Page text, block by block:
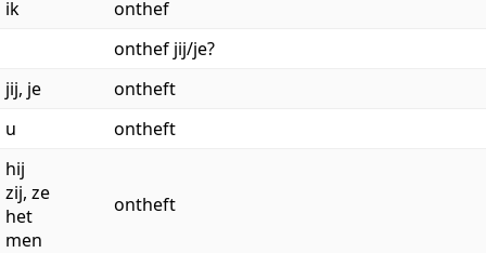
ik
onthef
onthef jij/je?
jij, je
ontheft
u
ontheft
hij
zij, ze
het
men
ontheft